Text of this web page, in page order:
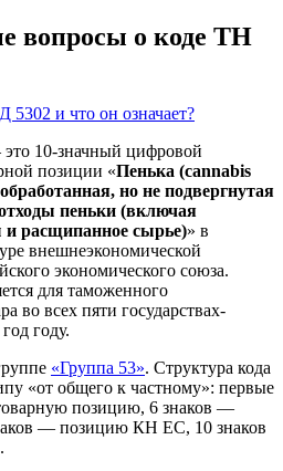
вопросы о коде ТН
и что он означает?
10-значный цифровой
позиции «Пенька (cannabis
но не подвергнутая
пеньки (включая
расщипанное сырье)» в
внешнеэкономической
экономического союза.
для таможенного
во всех пяти государствах-
году.
«Группа 53». Структура кода
«от общего к частному»: первые
позицию, 6 знаков —
— позицию КН ЕС, 10 знаков